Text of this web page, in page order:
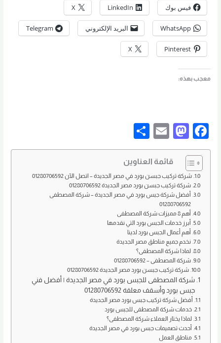
فيس بوك LinkedIn
X
WhatsApp البريد الإلكتروني Telegram
Pinterest
X
معجب بهذه:
F
a
c
e
b
o
o
k
M
a
st
o
d
o
n
E
m
ail
h
ar
e
قائمة العناوين
شركة تركيب جبسن بورد في مصر الجديدة – اتصل الآن 01280706592
شركة تركيب جبسن بورد مصر الجديدة 01280706592
أفضل شركة جبس بورد في مصر الجديدة – شركة المصطفى
01280706592
أهم 8 مميزات شركة المصطفى
أبرز خدمات الجبس بورد التي نقدمها
أهم أعمال الجبس بورد لدينا
نخدم جميع مناطق مصر الجديدة
لماذا شركة المصطفى؟
شركة المصطفى – 01280706592
شركة تركيب جبسن بورد مصر الجديدة 01280706592
شركة المصطفى للجبس بورد في مصر الجديدة | أفضل فني
جبس بورد وأسقف معلقة 01280706592
أفضل شركة تركيب جبس بورد مصر الجديدة
خدمات شركة المصطفى للجبس بورد
لماذا يختار العملاء شركة المصطفى؟
أحدث تصميمات جبس بورد في مصر الجديدة
مناطق العمل